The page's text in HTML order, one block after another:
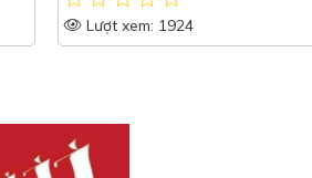
Lượt xem: 1924